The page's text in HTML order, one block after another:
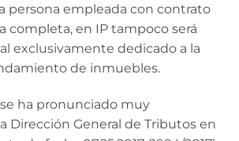
persona empleada con contrato
completa, en IP tampoco será
exclusivamente dedicado a la
de inmuebles.
ha pronunciado muy
Dirección General de Tributos en